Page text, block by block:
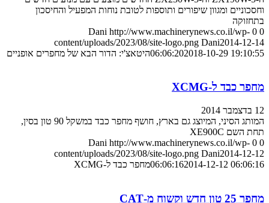
וחסכוניים ומגוון שיפורים ותוספות לטובת נוחות המפעיל והחיסכון
בתחזוקה
0
0
Dani http://www.machinerynews.co.il/wp-
content/uploads/2023/08/site-logo.png Dani2014-12-14
06:06:202018-10-29 19:10:55 היטאצ'י: הדור הבא של מחפרים אופניים
מחפר כבד ל-XCMG
12 בדצמבר 2014
המותג הסיני, המיוצג גם בארץ, חושף מחפר כבד במשקל 90 טון בסין,
תחת השם XE900C
0
0
Dani http://www.machinerynews.co.il/wp-
content/uploads/2023/08/site-logo.png Dani2014-12-12
06:06:162014-12-12 06:06:16 מחפר כבד ל-XCMG
מחפר 25 טון חדש וקשוח מ-CAT